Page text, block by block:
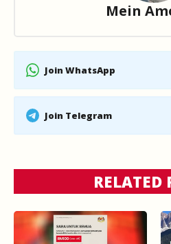
Mein
Join WhatsApp
Join Telegram
RELATED